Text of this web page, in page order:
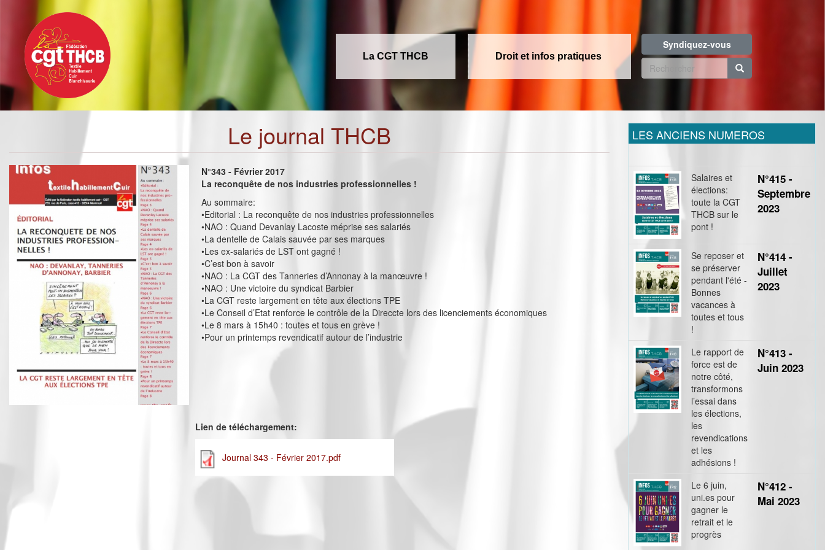
contenu
principal
La CGT THCB Droit et infos pratiques
Syndiquez-vous
Formulaire
recherche
Le journal THCB
N°343 - Février 2017
La reconquête de nos industries professionnelles !
Au sommaire:
•Editorial : La reconquête de nos industries professionnelles
•NAO : Quand Devanlay Lacoste méprise ses salariés
•La dentelle de Calais sauvée par ses marques
•Les ex-salariés de LST ont gagné !
•C’est bon à savoir
•NAO : La CGT des Tanneries d’Annonay à la manœuvre !
•NAO : Une victoire du syndicat Barbier
•La CGT reste largement en tête aux élections TPE
•Le Conseil d’Etat renforce le contrôle de la Direccte lors des licenciements économiques
•Le 8 mars à 15h40 : toutes et tous en grève !
•Pour un printemps revendicatif autour de l’industrie
Lien de téléchargement:
Journal 343 - Février 2017.pdf
LES ANCIENS NUMEROS
Salaires et
élections:
toute la CGT
THCB sur le
pont !
N°415 -
Septembre
2023
Se reposer et
se préserver
pendant l'été -
Bonnes
vacances à
toutes et tous
!
N°414 -
Juillet
2023
Le rapport de
force est de
notre côté,
transformons
l’essai dans
les élections,
les
revendications
et les
adhésions !
N°413 -
Juin 2023
Le 6 juin,
uni.es pour
gagner le
retrait et le
progrès
N°412 -
Mai 2023